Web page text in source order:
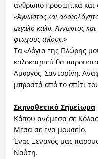
άνθρωπο προσωπικά και
«Άγνωστος και
μεγάλο καλό. Άγνωστος και
φτωχούς αγίους.»
Τα «Λόγια της Πλώρης
καλοκαιριού θα
Αμοργός, Σαντορίνη,
μπροστά από το σπίτι
Σκηνοθετικό Σημείωμα
Κάπου ανάμεσα σε
Μέσα σε ένα μουσείο.
Ένας Ξεναγός μας
Ναύτη.